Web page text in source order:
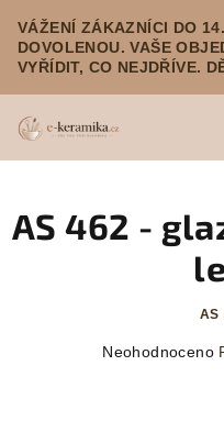
obsah
VÁŽENÍ ZÁKAZNÍCI DO
DOVOLENOU. VAŠE
VYŘÍDIT, CO NEJDŘÍVE.
AS 462 -
AS
Průměrné
Neohodnoceno